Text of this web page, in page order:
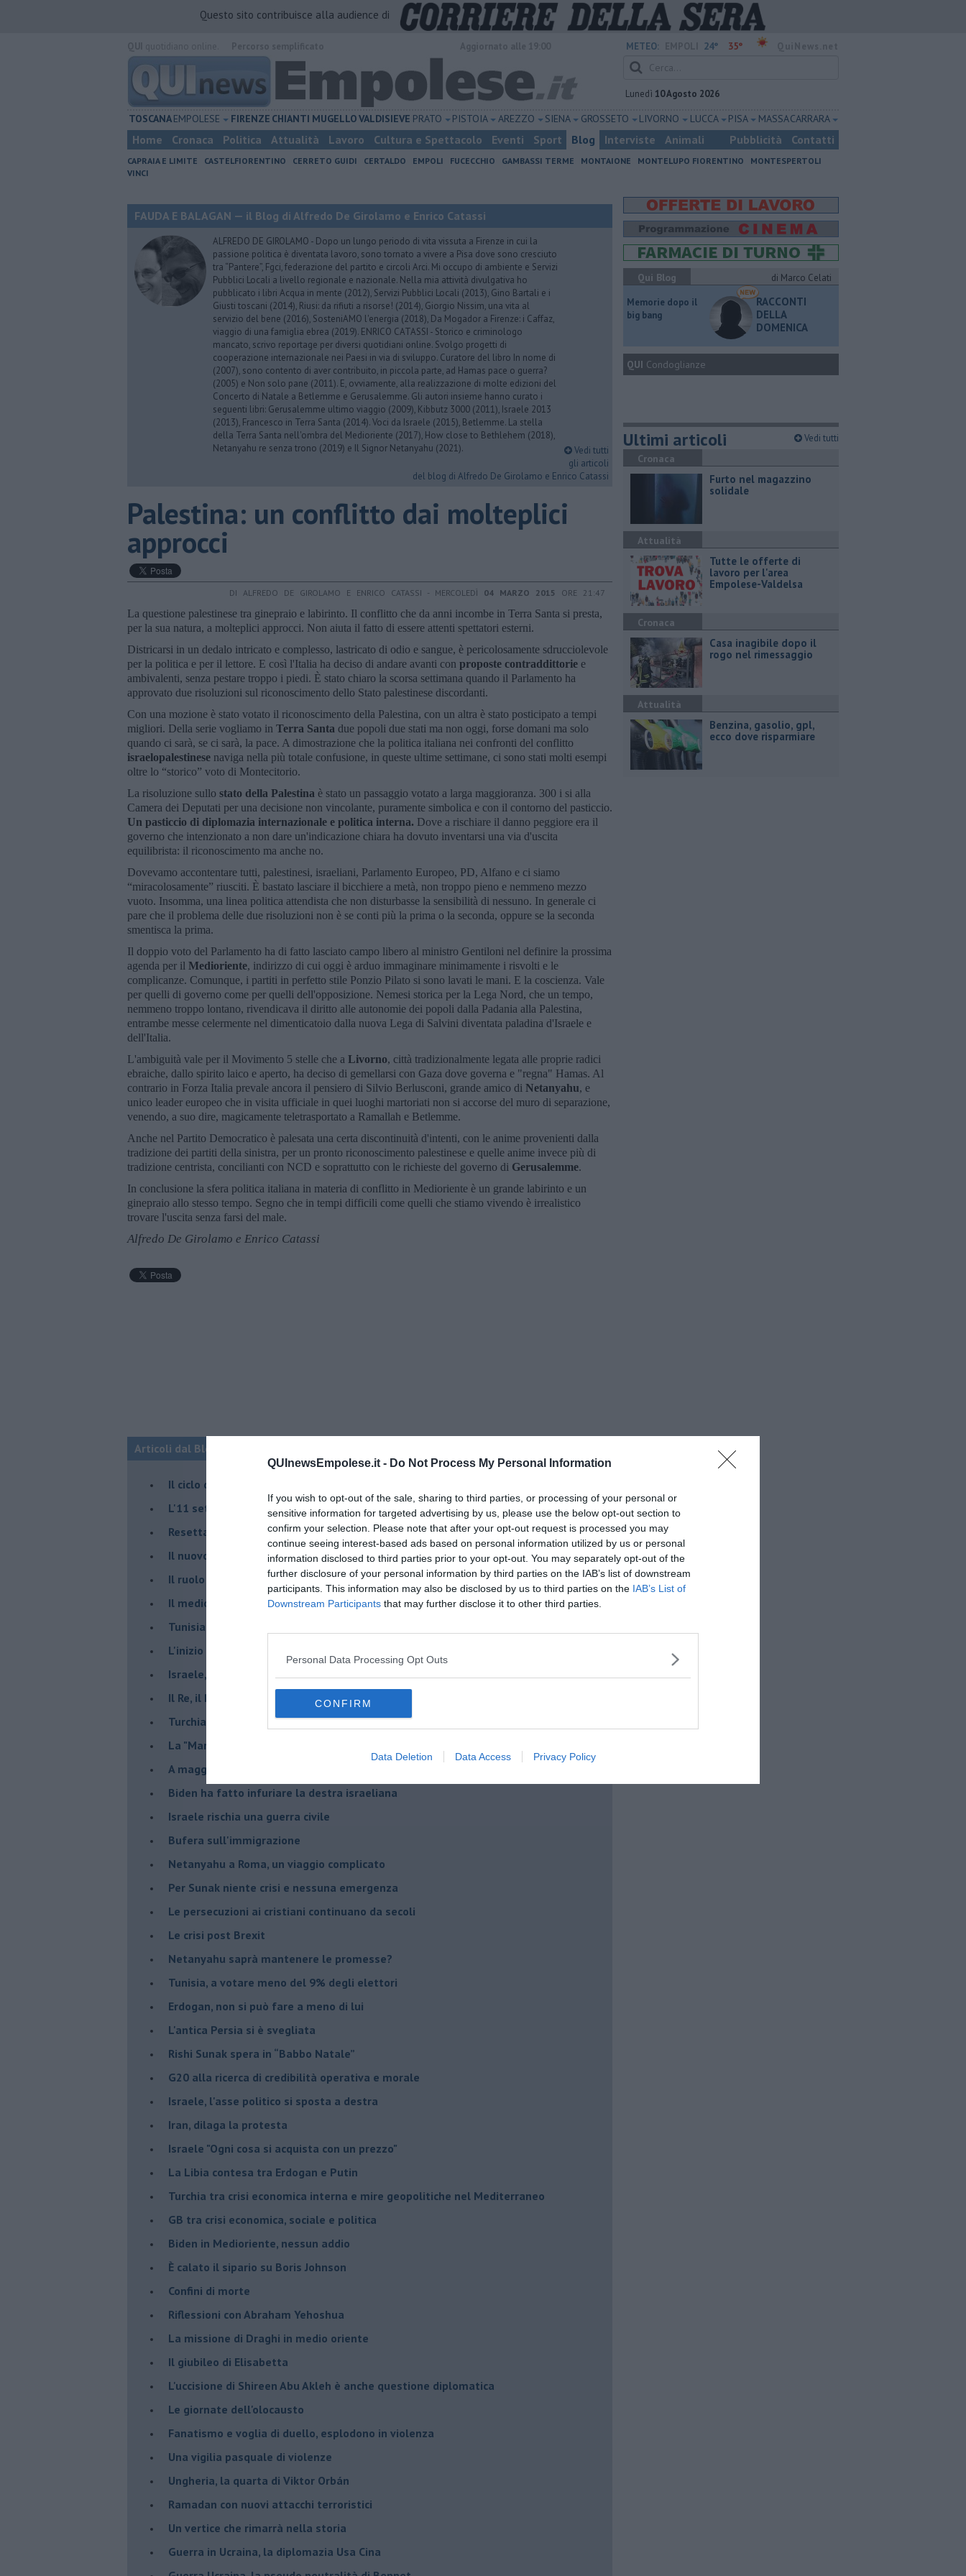
QUInewsEmpolese.it - Do Not Process My Personal Information
If you wish to opt-out of the sale, sharing to third parties, or processing of your personal or
sensitive information for targeted advertising by us, please use the below opt-out section to
confirm your selection. Please note that after your opt-out request is processed you may
continue seeing interest-based ads based on personal information utilized by us or personal
information disclosed to third parties prior to your opt-out. You may separately opt-out of the
further disclosure of your personal information by third parties on the IAB’s list of downstream
participants. This information may also be disclosed by us to third parties on the IAB’s List of
Downstream Participants that may further disclose it to other third parties.
Personal Data Processing Opt Outs
CONFIRM
Data Deletion Data Access Privacy Policy
Questo sito contribuisce alla audience di
METEO: 24° 35°
Lunedì 10 Agosto 2026
TOSCANAEMPOLESE FIRENZE CHIANTI MUGELLOVALDISIEVE PRATO PISTOIA AREZZO SIENA GROSSETO LIVORNO LUCCA PISA MASSA CARRARA
Home Cronaca Politica Attualità Lavoro Cultura e Spettacolo Eventi Sport Blog Interviste Animali Pubblicità Contatti
CAPRAIA E LIMITE CASTELFIORENTINO CERRETO GUIDI CERTALDO EMPOLI FUCECCHIO GAMBASSI TERME MONTAIONE MONTELUPO FIORENTINO
MONTESPERTOLI
VINCI
FAUDA E BALAGAN — il Blog di Alfredo De Girolamo e Enrico Catassi
ALFREDO DE GIROLAMO - Dopo un lungo periodo di vita vissuta a Firenze in cui la
passione politica è diventata lavoro, sono tornato a vivere a Pisa dove sono cresciuto
tra “Pantere”, Fgci, federazione del partito e circoli Arci. Mi occupo di ambiente e Servizi
Pubblici Locali a livello regionale e nazionale. Nella mia attività divulgativa ho
pubblicato i libri Acqua in mente (2012), Servizi Pubblici Locali (2013), Gino Bartali e i
Giusti toscani (2014), Riusi: da rifiuti a risorse! (2014), Giorgio Nissim, una vita al
servizio del bene (2016), SosteniAMO l'energia (2018), Da Mogador a Firenze: i Caffaz,
viaggio di una famiglia ebrea (2019). ENRICO CATASSI - Storico e criminologo
mancato, scrivo reportage per diversi quotidiani online. Svolgo progetti di
cooperazione internazionale nei Paesi in via di sviluppo. Curatore del libro In nome di
(2007), sono contento di aver contribuito, in piccola parte, ad Hamas pace o guerra?
(2005) e Non solo pane (2011). E, ovviamente, alla realizzazione di molte edizioni del
Concerto di Natale a Betlemme e Gerusalemme. Gli autori insieme hanno curato i
seguenti libri: Gerusalemme ultimo viaggio (2009), Kibbutz 3000 (2011), Israele 2013
(2013), Francesco in Terra Santa (2014). Voci da Israele (2015), Betlemme. La stella
della Terra Santa nell'ombra del Medioriente (2017), How close to Bethlehem (2018),
Netanyahu re senza trono (2019) e Il Signor Netanyahu (2021).
Vedi tutti
gli articoli
del blog di Alfredo De Girolamo e Enrico Catassi
Palestina: un conflitto dai molteplici
approcci
DI ALFREDO DE GIROLAMO E ENRICO CATASSI - MERCOLEDÌ 04 MARZO 2015 ORE 21:47
La questione palestinese tra ginepraio e labirinto. Il conflitto che da anni incombe in Terra Santa si presta,
per la sua natura, a molteplici approcci. Non aiuta il fatto di essere attenti spettatori esterni.
Districarsi in un dedalo intricato e complesso, lastricato di odio e sangue, è pericolosamente sdrucciolevole
per la politica e per il lettore. E così l'Italia ha deciso di andare avanti con proposte contraddittorie e
ambivalenti, senza pestare troppo i piedi. È stato chiaro la scorsa settimana quando il Parlamento ha
approvato due risoluzioni sul riconoscimento dello Stato palestinese discordanti.
Con una mozione è stato votato il riconoscimento della Palestina, con un altra è stato posticipato a tempi
migliori. Della serie vogliamo in Terra Santa due popoli due stati ma non oggi, forse domani ma solo
quando ci sarà, se ci sarà, la pace. A dimostrazione che la politica italiana nei confronti del conflitto
israelopalestinese naviga nella più totale confusione, in queste ultime settimane, ci sono stati molti esempi
oltre lo “storico” voto di Montecitorio.
La risoluzione sullo stato della Palestina è stato un passaggio votato a larga maggioranza. 300 i si alla
Camera dei Deputati per una decisione non vincolante, puramente simbolica e con il contorno del pasticcio.
Un pasticcio di diplomazia internazionale e politica interna. Dove a rischiare il danno peggiore era il
governo che intenzionato a non dare un'indicazione chiara ha dovuto inventarsi una via d'uscita
equilibrista: il riconoscimento ma anche no.
Dovevamo accontentare tutti, palestinesi, israeliani, Parlamento Europeo, PD, Alfano e ci siamo
“miracolosamente” riusciti. È bastato lasciare il bicchiere a metà, non troppo pieno e nemmeno mezzo
vuoto. Insomma, una linea politica attendista che non disturbasse la sensibilità di nessuno. In generale ci
pare che il problema delle due risoluzioni non è se conti più la prima o la seconda, oppure se la seconda
smentisca la prima.
Il doppio voto del Parlamento ha di fatto lasciato campo libero al ministro Gentiloni nel definire la prossima
agenda per il Medioriente, indirizzo di cui oggi è arduo immaginare minimamente i risvolti e le
complicanze. Comunque, i partiti in perfetto stile Ponzio Pilato si sono lavati le mani. E la coscienza. Vale
per quelli di governo come per quelli dell'opposizione. Nemesi storica per la Lega Nord, che un tempo,
nemmeno troppo lontano, rivendicava il diritto alle autonomie dei popoli dalla Padania alla Palestina,
entrambe messe celermente nel dimenticatoio dalla nuova Lega di Salvini diventata paladina d'Israele e
dell'Italia.
L'ambiguità vale per il Movimento 5 stelle che a Livorno, città tradizionalmente legata alle proprie radici
ebraiche, dallo spirito laico e aperto, ha deciso di gemellarsi con Gaza dove governa e "regna" Hamas. Al
contrario in Forza Italia prevale ancora il pensiero di Silvio Berlusconi, grande amico di Netanyahu, e
unico leader europeo che in visita ufficiale in quei luoghi martoriati non si accorse del muro di separazione,
venendo, a suo dire, magicamente teletrasportato a Ramallah e Betlemme.
Anche nel Partito Democratico è palesata una certa discontinuità d'intenti, con le anime provenienti dalla
tradizione dei partiti della sinistra, per un pronto riconoscimento palestinese e quelle anime invece più di
tradizione centrista, concilianti con NCD e soprattutto con le richieste del governo di Gerusalemme.
In conclusione la sfera politica italiana in materia di conflitto in Medioriente è un grande labirinto e un
ginepraio allo stesso tempo. Segno che in tempi difficili come quelli che stiamo vivendo è irrealistico
trovare l'uscita senza farsi del male.
Alfredo De Girolamo e Enrico Catassi
Articoli dal Blog “Fauda e balagan” di Alfredo De Girolamo e Enrico Catassi
Il ciclo della violenza in Medioriente
L'11 settembre di Israele è iniziato il 7 ottobre 2023
Resettare l’era di Netanyahu
​Il nuovo corso dell’era di Erdogan
Il ruolo delle diplomazie nei conflitti
Il medioriente di Silvio
Tunisia rischiosa e strategica per l'Italia
L'inizio del “secolo della Turchia”
Israele, deciderà il borsone della spesa
Il Re, il Primo Ministro, il Sindaco e la Brexit
Turchia al voto, Erdogan in bilico
La "Marcia dei vivi" per non dimenticare
A maggio le urne decideranno il futuro di Erdoğan
Biden ha fatto infuriare la destra israeliana
Israele rischia una guerra civile
Bufera sull'immigrazione
Netanyahu a Roma, un viaggio complicato
Per Sunak niente crisi e nessuna emergenza
Le persecuzioni ai cristiani continuano da secoli
Le crisi post Brexit
Netanyahu saprà mantenere le promesse?
Tunisia, a votare meno del 9% degli elettori
Erdogan, non si può fare a meno di lui
L'antica Persia si è svegliata
Rishi Sunak spera in “Babbo Natale”
G20 alla ricerca di credibilità operativa e morale
Israele, l'asse politico si sposta a destra
Iran, dilaga la protesta
Israele "Ogni cosa si acquista con un prezzo"
La Libia contesa tra Erdogan e Putin
Turchia tra crisi economica interna e mire geopolitiche nel Mediterraneo
GB tra crisi economica, sociale e politica
Biden in Medioriente, nessun addio
È calato il sipario su Boris Johnson
Confini di morte
Riflessioni con Abraham Yehoshua
La missione di Draghi in medio oriente
Il giubileo di Elisabetta
L'uccisione di Shireen Abu Akleh è anche questione diplomatica
Le giornate dell'olocausto
Fanatismo e voglia di duello, esplodono in violenza
Una vigilia pasquale di violenze
Ungheria, la quarta di Viktor Orbán
Ramadan con nuovi attacchi terroristici
Un vertice che rimarrà nella storia
Guerra in Ucraina, la diplomazia Usa Cina
Qui Blog
di Marco Celati
Memorie dopo il
big bang
RACCONTI
DELLA
DOMENICA
QUI Condoglianze
Ultimi articoli Vedi tutti
Cronaca
Furto nel magazzino
solidale
Attualità
​Tutte le offerte di
lavoro per l'area
Empolese-Valdelsa
Cronaca
Casa inagibile dopo il
rogo nel rimessaggio
Attualità
​Benzina, gasolio, gpl,
ecco dove risparmiare